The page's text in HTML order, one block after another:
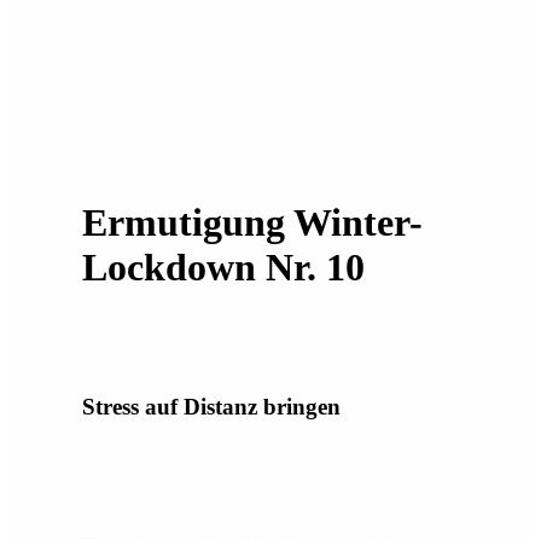
Ermutigung Winter-
Lockdown Nr. 10
Stress auf Distanz bringen